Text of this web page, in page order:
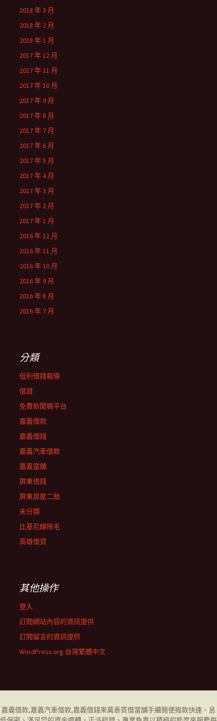
2018 年 3 月
2018 年 2 月
2018 年 1 月
2017 年 12 月
2017 年 11 月
2017 年 10 月
2017 年 9 月
2017 年 8 月
2017 年 7 月
2017 年 6 月
2017 年 5 月
2017 年 4 月
2017 年 3 月
2017 年 2 月
2017 年 1 月
2016 年 12 月
2016 年 11 月
2016 年 10 月
2016 年 9 月
2016 年 8 月
2016 年 7 月
分類
低利借錢報導
借貸
免費新聞稿平台
嘉義借款
嘉義借錢
嘉義汽車借款
嘉義當舖
屏東借錢
屏東房屋二胎
未分類
比基尼線除毛
高雄借貸
其他操作
登入
訂閱網站內容的資訊提供
訂閱留言的資訊提供
WordPress.org 台灣繁體中文
嘉義借款,嘉義汽車借款,嘉義借錢來萬泰質借當舖手續簡便撥款快速、息